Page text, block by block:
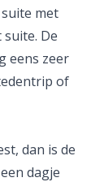
met
De
eens zeer
of
dan is de
dagje